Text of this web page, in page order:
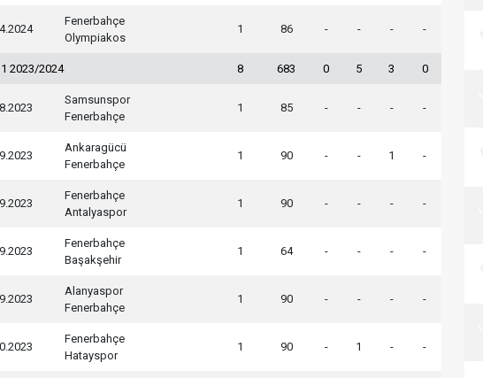
Fenerbahçe
Olympiakos
1 86 - - - -
2023/2024 8 683 0 5 3 0
Samsunspor
Fenerbahçe
1 85 - - - -
Ankaragücü
Fenerbahçe
1 90 - - 1 -
Fenerbahçe
Antalyaspor
1 90 - - - -
Fenerbahçe
Başakşehir
1 64 - - - -
Alanyaspor
Fenerbahçe
1 90 - - - -
Fenerbahçe
Hatayspor
1 90 - 1 - -